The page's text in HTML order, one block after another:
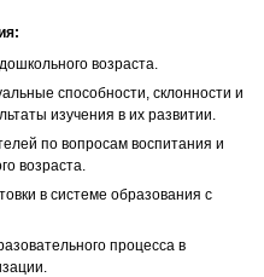
возраста.
способности, склонности и
изучения в их развитии.
по вопросам воспитания и
возраста.
в системе образования с
процесса в